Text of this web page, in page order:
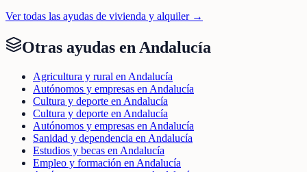
Ver todas las ayudas de vivienda y alquiler→
Otras ayudas enAndalucía
Agricultura y rural en Andalucía
Autónomos y empresas en Andalucía
Cultura y deporte en Andalucía
Cultura y deporte en Andalucía
Autónomos y empresas en Andalucía
Sanidad y dependencia en Andalucía
Estudios y becas en Andalucía
Empleo y formación en Andalucía